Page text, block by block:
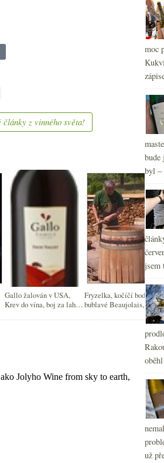
články z vinného světa!
Gallo žalován v USA,
Krev do vína, boj za lahve
Fryzelka, kočíčí bodování,
bublavé Beaujolais,
Veuve Clicquot Index
►
►
►
►
moc
bude
byl –
jsem
už